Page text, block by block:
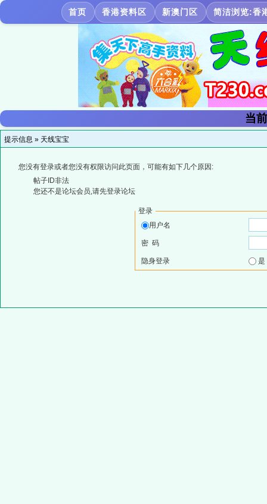
首页 香港资料区 新澳门区 简洁浏览:香
当
提示信息 » 天线宝宝
您没有登录或者您没有权限访问此页面，可能有如下几个原因:
帖子ID非法
您还不是论坛会员,请先登录论坛
登录
用户名
密 码
隐身登录